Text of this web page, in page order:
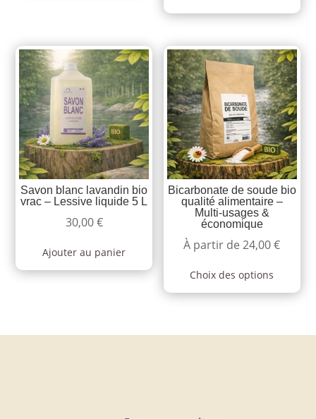
Savon blanc lavandin bio
vrac – Lessive liquide 5 L
30,00€
Ajouter au panier
Bicarbonate de soude bio
qualité alimentaire –
Multi-usages &
économique
À partir de24,00€
Choix des options
a